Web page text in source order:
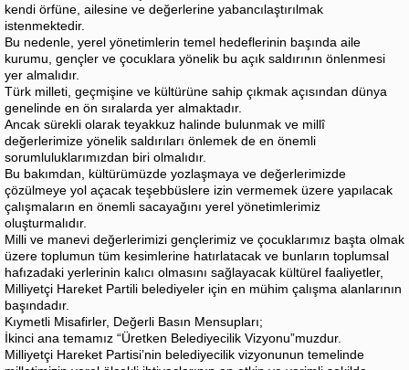
kendi örfüne, ailesine ve değerlerine yabancılaştırılmak
istenmektedir.
Bu nedenle, yerel yönetimlerin temel hedeflerinin başında aile
kurumu, gençler ve çocuklara yönelik bu açık saldırının önlenmesi
yer almalıdır.
Türk milleti, geçmişine ve kültürüne sahip çıkmak açısından dünya
genelinde en ön sıralarda yer almaktadır.
Ancak sürekli olarak teyakkuz halinde bulunmak ve millî
değerlerimize yönelik saldırıları önlemek de en önemli
sorumluluklarımızdan biri olmalıdır.
Bu bakımdan, kültürümüzde yozlaşmaya ve değerlerimizde
çözülmeye yol açacak teşebbüslere izin vermemek üzere yapılacak
çalışmaların en önemli sacayağını yerel yönetimlerimiz
oluşturmalıdır.
Milli ve manevi değerlerimizi gençlerimiz ve çocuklarımız başta olmak
üzere toplumun tüm kesimlerine hatırlatacak ve bunların toplumsal
hafızadaki yerlerinin kalıcı olmasını sağlayacak kültürel faaliyetler,
Milliyetçi Hareket Partili belediyeler için en mühim çalışma alanlarının
başındadır.
Kıymetli Misafirler, Değerli Basın Mensupları;
İkinci ana temamız “Üretken Belediyecilik Vizyonu”muzdur.
Milliyetçi Hareket Partisi’nin belediyecilik vizyonunun temelinde